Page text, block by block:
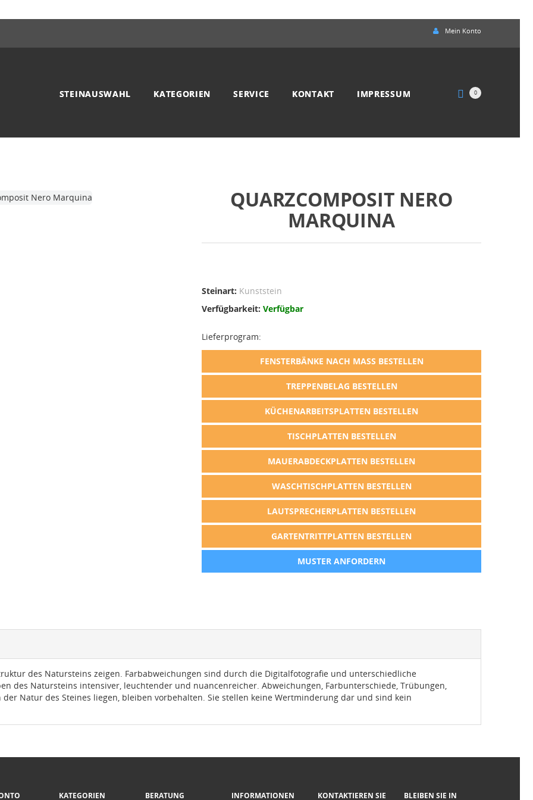
Mein Konto
STEINAUSWAHL KATEGORIEN SERVICE KONTAKT IMPRESSUM 0
QUARZCOMPOSIT NERO
MARQUINA
Steinart: Kunststein
Verfügbarkeit: Verfügbar
Lieferprogram:
FENSTERBÄNKE NACH MASS BESTELLEN
TREPPENBELAG BESTELLEN
KÜCHENARBEITSPLATTEN BESTELLEN
TISCHPLATTEN BESTELLEN
MAUERABDECKPLATTEN BESTELLEN
WASCHTISCHPLATTEN BESTELLEN
LAUTSPRECHERPLATTEN BESTELLEN
GARTENTRITTPLATTEN BESTELLEN
MUSTER ANFORDERN
des Natursteins zeigen. Farbabweichungen sind durch die Digitalfotografie und unterschiedliche
des Natursteins intensiver, leuchtender und nuancenreicher. Abweichungen, Farbunterschiede, Trübungen,
Natur des Steines liegen, bleiben vorbehalten. Sie stellen keine Wertminderung dar und sind kein
KATEGORIEN BERATUNG INFORMATIONEN KONTAKTIEREN SIE BLEIBEN SIE IN